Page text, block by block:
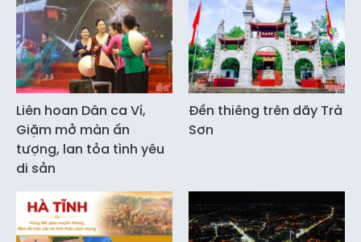
Liên hoan Dân ca Ví,
Giặm mở màn ấn
tượng, lan tỏa tình yêu
di sản
Đền thiêng trên dãy Trà
Sơn